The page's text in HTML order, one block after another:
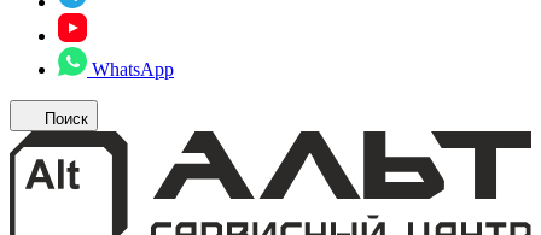
WhatsApp
Поиск